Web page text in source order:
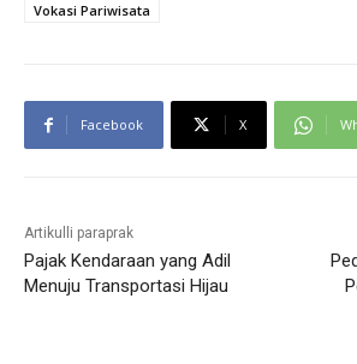
Vokasi Pariwisata
Facebook X
Artikulli paraprak
Pajak Kendaraan yang Adil
Menuju Transportasi Hijau